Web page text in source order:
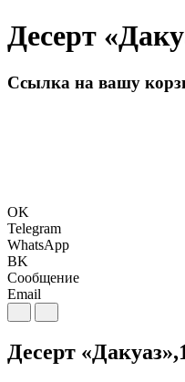
Десерт
Ссылка на вашу
OK
Telegram
WhatsApp
BK
Сообщение
Email
Десерт